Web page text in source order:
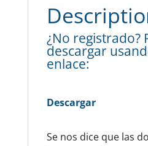
¿No registrado?
descargar
enlace:
Descargar
Se nos dice que las